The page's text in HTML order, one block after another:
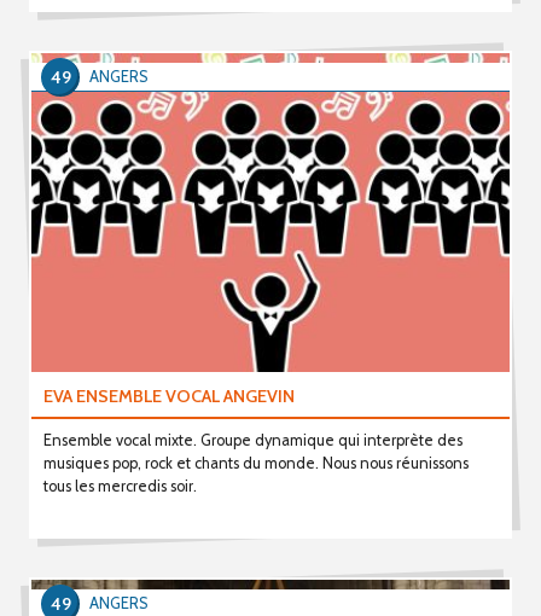
EVA ENSEMBLE VOCAL ANGEVIN
Ensemble vocal mixte. Groupe dynamique qui interprète des
musiques pop, rock et chants du monde. Nous nous réunissons
tous les mercredis soir.
ANGERS
49
ANGERS
49